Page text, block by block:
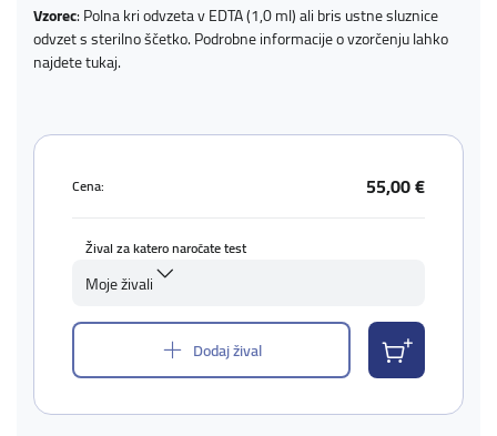
Vzorec: Polna kri odvzeta v EDTA (1,0 ml) ali bris ustne sluznice
odvzet s sterilno ščetko. Podrobne informacije o vzorčenju lahko
najdetetukaj.
Cena: 55,00 €
Žival za katero naročate test
Moje živali
Dodaj žival